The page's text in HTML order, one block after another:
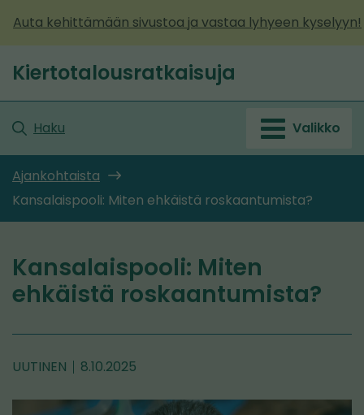
sisältöön
Auta kehittämään sivustoa ja vastaa lyhyeen kyselyyn!
Etusivu
Kiertotalousratkaisuja
Haku Valikko
Ajankohtaista
Kansalaispooli: Miten ehkäistä roskaantumista?
Kansalaispooli: Miten
ehkäistä roskaantumista?
UUTINEN 8.10.2025